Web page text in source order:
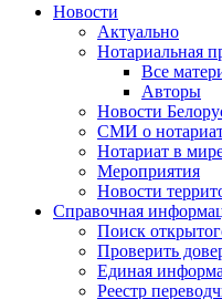
Новости
Актуально
Нотариальная
Все
Авторы
Новости
СМИ о
Нотариат в
Мероприятия
Новости
Справочная
Поиск
Проверить
Единая
Реестр